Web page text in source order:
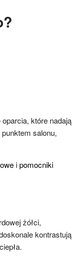
które nadają
salonu,
ipomocniki
żółci,
kontrastują